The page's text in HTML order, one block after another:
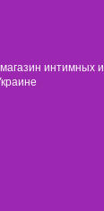
интимных